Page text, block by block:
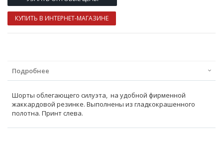
КУПИТЬ В ИНТЕРНЕТ-МАГАЗИНЕ
Подробнее
Шорты облегающего силуэта, на удобной фирменной
жаккардовой резинке. Выполнены из гладкокрашенного
полотна. Принт слева.